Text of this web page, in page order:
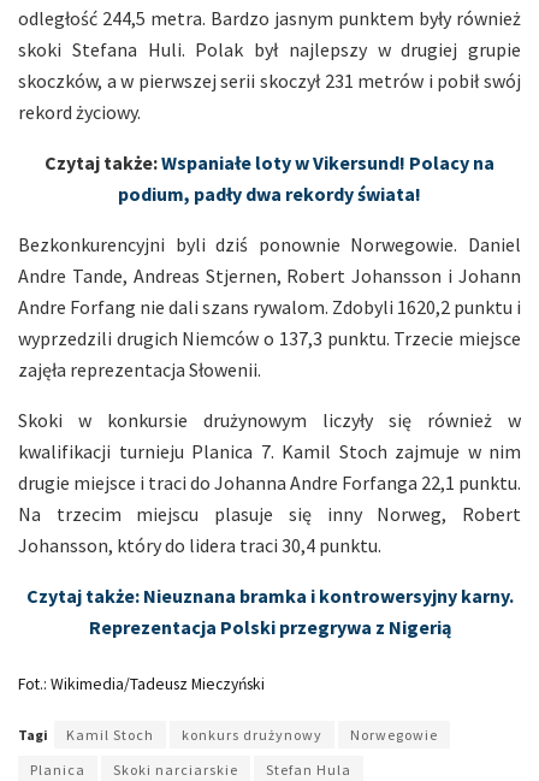
odległość 244,5 metra. Bardzo jasnym punktem były również
skoki Stefana Huli. Polak był najlepszy w drugiej grupie
skoczków, a w pierwszej serii skoczył 231 metrów i pobił swój
rekord życiowy.
Czytaj także:Wspaniałe loty w Vikersund! Polacy na
podium, padły dwa rekordy świata!
Bezkonkurencyjni byli dziś ponownie Norwegowie. Daniel
Andre Tande, Andreas Stjernen, Robert Johansson i Johann
Andre Forfang nie dali szans rywalom. Zdobyli 1620,2 punktu i
wyprzedzili drugich Niemców o 137,3 punktu. Trzecie miejsce
zajęła reprezentacja Słowenii.
Skoki w konkursie drużynowym liczyły się również w
kwalifikacji turnieju Planica 7. Kamil Stoch zajmuje w nim
drugie miejsce i traci do Johanna Andre Forfanga 22,1 punktu.
Na trzecim miejscu plasuje się inny Norweg, Robert
Johansson, który do lidera traci 30,4 punktu.
Czytaj także: Nieuznana bramka i kontrowersyjny karny.
Reprezentacja Polski przegrywa z Nigerią
Fot.: Wikimedia/Tadeusz Mieczyński
Tagi Kamil Stoch konkurs drużynowy
Norwegowie
Planica
Skoki narciarskie Stefan Hula